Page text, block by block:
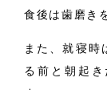
食後は歯磨き
また、就寝時
る前と朝起